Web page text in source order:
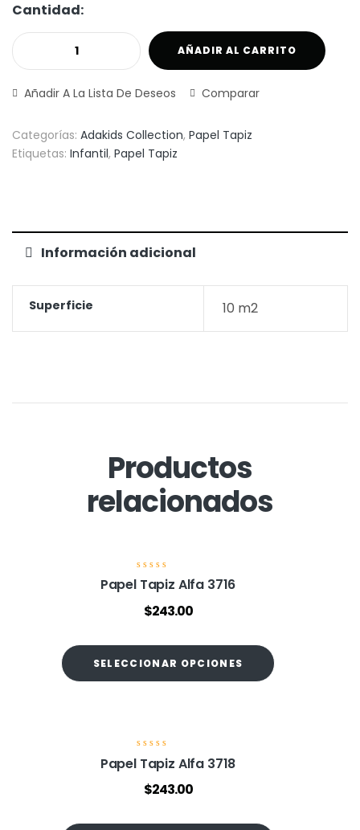
Cantidad:
AÑADIR AL CARRITO
Añadir A La Lista De Deseos Comparar
Categorías: Adakids Collection, Papel Tapiz
Etiquetas: Infantil, Papel Tapiz
Información adicional
Superficie 10 m2
Productos
relacionados
V
d
o
e
n
Papel Tapiz Alfa 3716
$243.00
SELECCIONAR OPCIONES
V
d
Papel Tapiz Alfa 3718
$243.00